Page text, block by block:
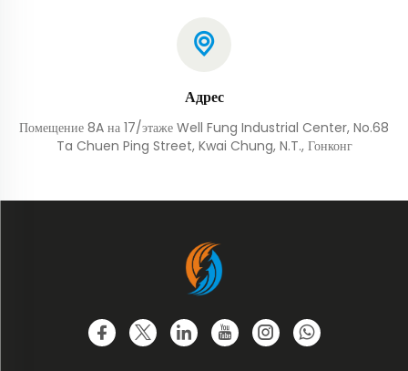
Адрес
Помещение 8A на 17/этаже Well Fung Industrial Center, No.68
Ta Chuen Ping Street, Kwai Chung, N.T., Гонконг